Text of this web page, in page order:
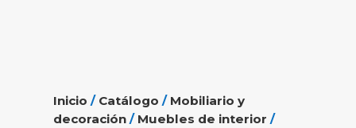
Inicio / Catálogo / Mobiliario y
decoración / Muebles de interior /